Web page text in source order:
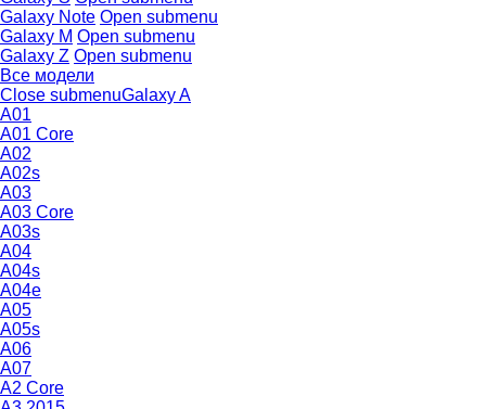
Galaxy Note Open submenu
Galaxy M Open submenu
Galaxy Z Open submenu
Все модели
Close submenuGalaxy A
A01
A01 Core
A02
A02s
A03
A03 Core
A03s
A04
A04s
A04e
A05
A05s
A06
A07
A2 Core